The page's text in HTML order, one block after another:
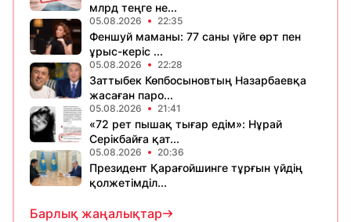
млрд теңге не...
05.08.2026 22:35
Феншуй маманы: 77 саны үйге өрт пен
ұрыс-керіс ...
05.08.2026 22:28
Заттыбек Көпбосыновтың Назарбаевқа
жасаған паро...
05.08.2026 21:41
«72 рет пышақ тығар едім»: Нұрай
Серікбайға қат...
05.08.2026 20:36
Президент Қарағойшинге тұрғын үйдің
қолжетімділ...
Барлық жаңалықтар